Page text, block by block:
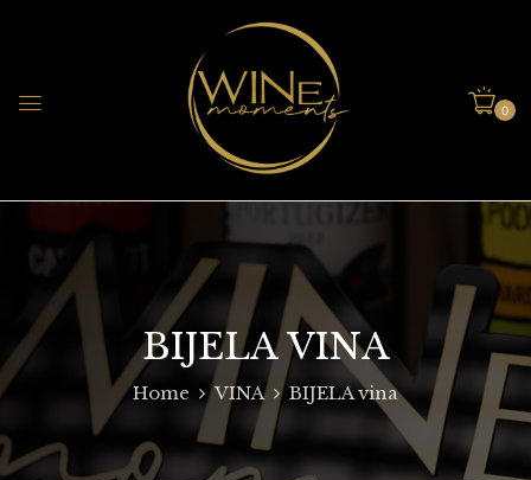
0
BIJELA VINA
Home VINA BIJELA vina